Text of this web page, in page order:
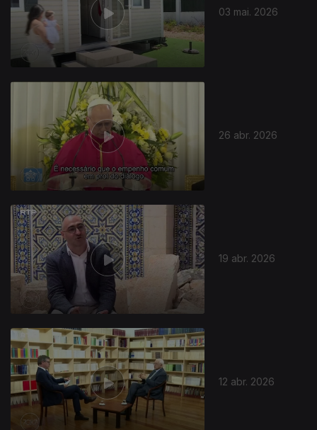
03 mai. 2026
26 abr. 2026
19 abr. 2026
12 abr. 2026